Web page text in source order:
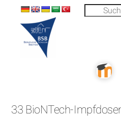
content
33 BioNTech-